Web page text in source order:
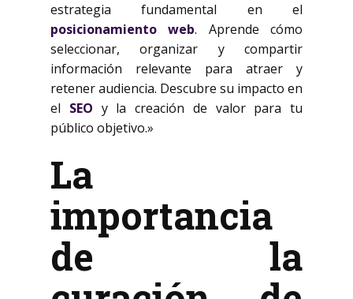
estrategia fundamental en el
posicionamiento web. Aprende cómo
seleccionar, organizar y compartir
información relevante para atraer y
retener audiencia. Descubre su impacto en
el SEO y la creación de valor para tu
público objetivo.»
La
importancia
de la